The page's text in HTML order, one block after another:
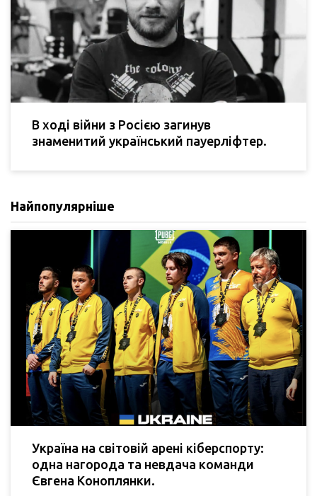
В ході війни з Росією загинув
знаменитий український пауерліфтер.
Найпопулярніше
Україна на світовій арені кіберспорту:
одна нагорода та невдача команди
Євгена Коноплянки.